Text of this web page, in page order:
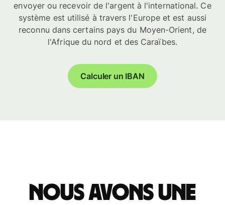
envoyer ou recevoir de l'argent à l'international. Ce
système est utilisé à travers l'Europe et est aussi
reconnu dans certains pays du Moyen-Orient, de
l'Afrique du nord et des Caraïbes.
Calculer un IBAN
Nous avons une